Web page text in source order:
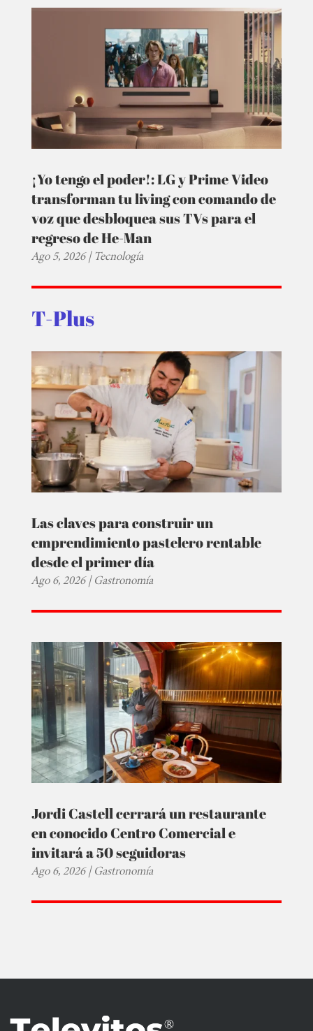
¡Yo tengo el poder!: LG y Prime Video
transforman tu living con comando de
voz que desbloquea sus TVs para el
regreso de He-Man
Ago 5, 2026|Tecnología
T-Plus
Las claves para construir un
emprendimiento pastelero rentable
desde el primer día
Ago 6, 2026|Gastronomía
Jordi Castell cerrará un restaurante
en conocido Centro Comercial e
invitará a 50 seguidoras
Ago 6, 2026|Gastronomía